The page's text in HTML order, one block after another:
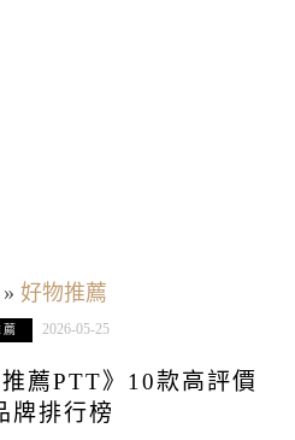
好物推薦
薦 2026-05-25
薦PTT》10款高評價
牌排行榜